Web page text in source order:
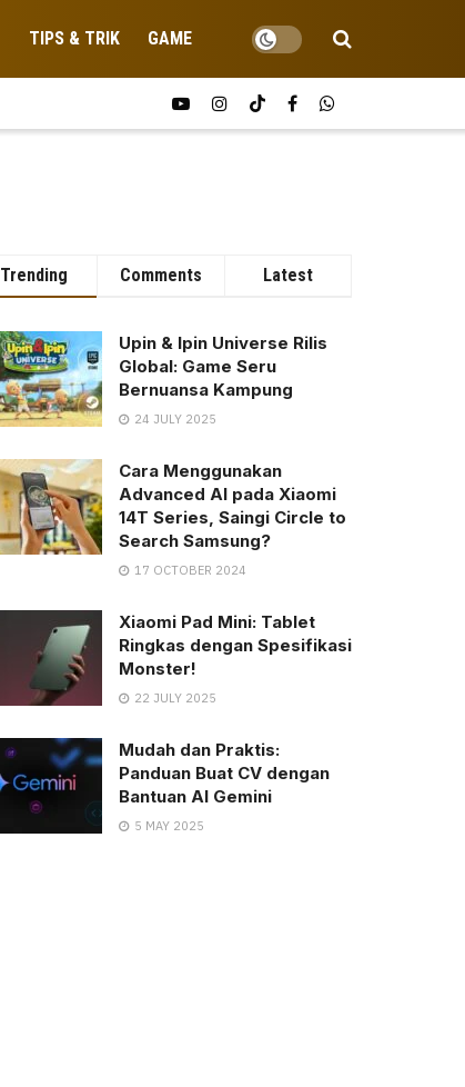
TIPS & TRIK GAME
Trending Comments Latest
Upin & Ipin Universe Rilis
Global: Game Seru
Bernuansa Kampung
24 JULY 2025
Cara Menggunakan
Advanced AI pada Xiaomi
14T Series, Saingi Circle to
Search Samsung?
17 OCTOBER 2024
Xiaomi Pad Mini: Tablet
Ringkas dengan Spesifikasi
Monster!
22 JULY 2025
Mudah dan Praktis:
Panduan Buat CV dengan
Bantuan AI Gemini
5 MAY 2025